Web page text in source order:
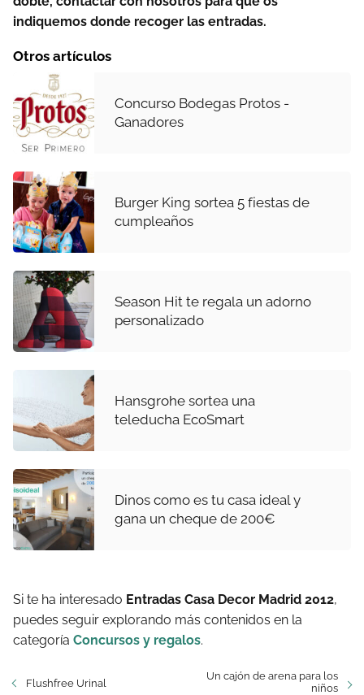
indiquemos donde recoger las entradas.
Otros artículos
Concurso Bodegas Protos -
Ganadores
Burger King sortea 5 fiestas de
cumpleaños
Season Hit te regala un adorno
personalizado
Hansgrohe sortea una
teleducha EcoSmart
Dinos como es tu casa ideal y
gana un cheque de 200€
Si te ha interesado Entradas Casa Decor Madrid 2012,
puedes seguir explorando más contenidos en la
categoría Concursos y regalos.
Flushfree Urinal
Un cajón de arena para los
niños